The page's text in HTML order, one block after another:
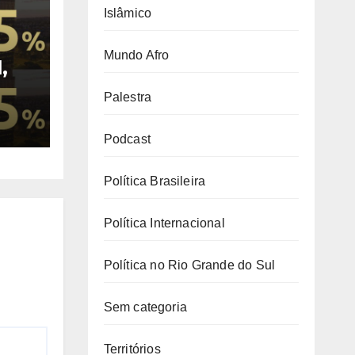
Islâmico
Mundo Afro
Palestra
Podcast
Política Brasileira
Política Internacional
Política no Rio Grande do Sul
Sem categoria
Territórios